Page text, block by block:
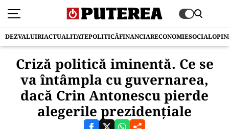
DEZVALUIRIACTUALITATEPOLITICĂFINANCIARECONOMIESOCIAL
Criză politică iminentă. Ce se
va întâmpla cu guvernarea,
dacă Crin Antonescu pierde
alegerile prezidențiale